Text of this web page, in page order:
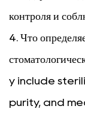
контроля и
4. Что
y include
purity, and